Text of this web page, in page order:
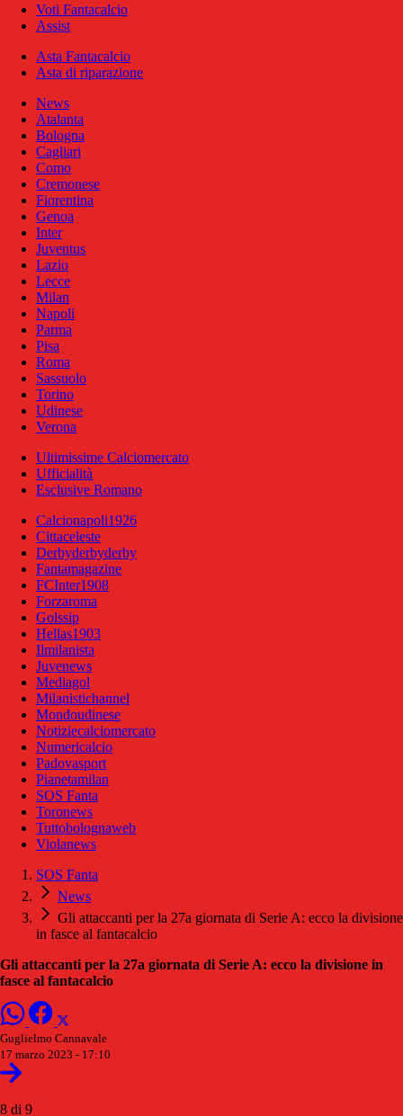
Voti Fantacalcio
Assist
Asta Fantacalcio
Asta di riparazione
News
Atalanta
Bologna
Cagliari
Como
Cremonese
Fiorentina
Genoa
Inter
Juventus
Lazio
Lecce
Milan
Napoli
Parma
Pisa
Roma
Sassuolo
Torino
Udinese
Verona
Ultimissime Calciomercato
Ufficialità
Esclusive Romano
Calcionapoli1926
Cittaceleste
Derbyderbyderby
Fantamagazine
FCInter1908
Forzaroma
Golssip
Hellas1903
Ilmilanista
Juvenews
Mediagol
Milanistichannel
Mondoudinese
Notiziecalciomercato
Numericalcio
Padovasport
Pianetamilan
SOS Fanta
Toronews
Tuttobolognaweb
Violanews
SOS Fanta
News
Gli attaccanti per la 27a giornata di Serie A: ecco la divisione
in fasce al fantacalcio
Gli attaccanti per la 27a giornata di Serie A: ecco la divisione in
fasce al fantacalcio
Guglielmo Cannavale
17 marzo 2023 - 17:10
8 di 9